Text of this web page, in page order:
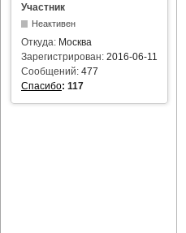
Участник
Неактивен
Откуда: Москва
Зарегистрирован: 2016-06-11
Сообщений: 477
Спасибо: 117